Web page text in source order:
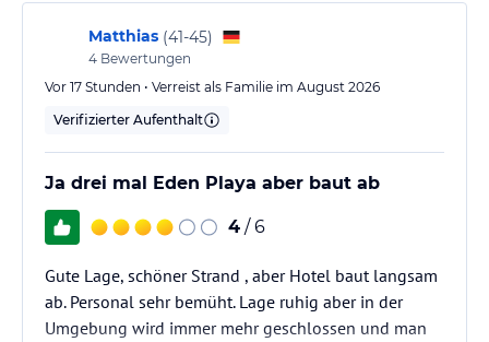
Matthias (41-45)
4 Bewertungen
Vor 17 Stunden • Verreist als Familie im August 2026
Verifizierter Aufenthalt
Ja drei mal Eden Playa aber baut ab
4 / 6
Gute Lage, schöner Strand , aber Hotel baut langsam
ab. Personal sehr bemüht. Lage ruhig aber in der
Umgebung wird immer mehr geschlossen und man